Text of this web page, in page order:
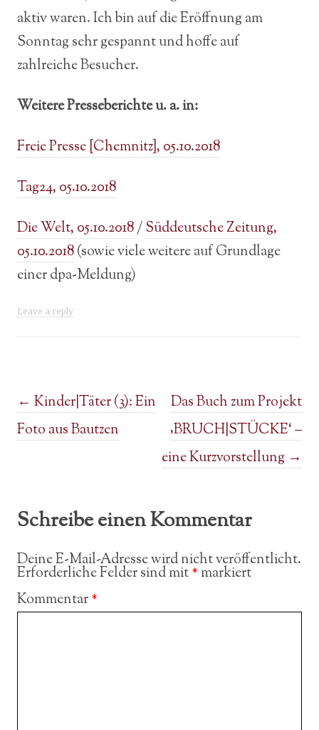
aktiv waren. Ich bin auf die Eröffnung am
Sonntag sehr gespannt und hoffe auf
zahlreiche Besucher.
Weitere Presseberichte u. a. in:
Freie Presse [Chemnitz], 05.10.2018
Tag24, 05.10.2018
Die Welt, 05.10.2018/Süddeutsche Zeitung,
05.10.2018(sowie viele weitere auf Grundlage
einer dpa-Meldung)
Leave a reply
Post navigation
← Kinder|Täter (3): Ein
Foto aus Bautzen
Das Buch zum Projekt
‚BRUCH|STÜCKE‘ –
eine Kurzvorstellung →
Schreibe einen Kommentar
Deine E-Mail-Adresse wird nicht veröffentlicht.
Erforderliche Felder sind mit* markiert
Kommentar*